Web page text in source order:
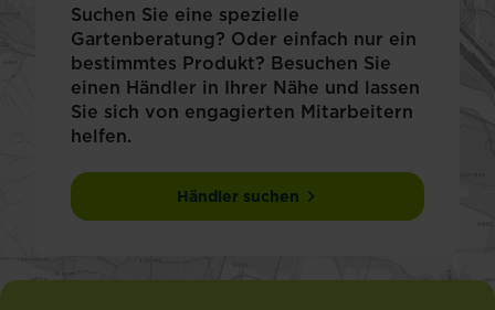
Suchen Sie eine spezielle
Gartenberatung? Oder einfach nur ein
bestimmtes Produkt? Besuchen Sie
einen Händler in Ihrer Nähe und lassen
Sie sich von engagierten Mitarbeitern
helfen.
Händler suchen